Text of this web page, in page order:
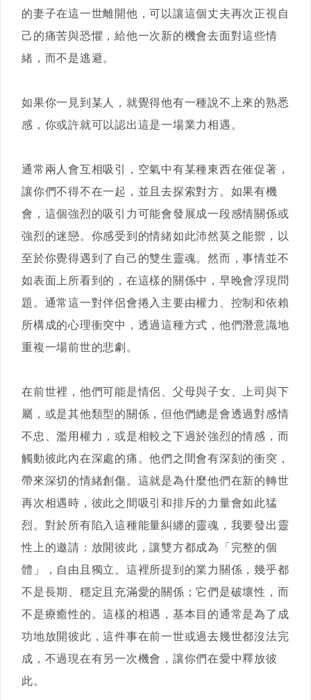
的妻子在這一世離開他，可以讓這個丈夫再次正視自
己的痛苦與恐懼，給他一次新的機會去面對這些情
緒，而不是逃避。
如果你一見到某人，就覺得他有一種說不上來的熟悉
感，你或許就可以認出這是一場業力相遇。
通常兩人會互相吸引，空氣中有某種東西在催促著，
讓你們不得不在一起，並且去探索對方。如果有機
會，這個強烈的吸引力可能會發展成一段感情關係或
強烈的迷戀。你感受到的情緒如此沛然莫之能禦，以
至於你覺得遇到了自己的雙生靈魂。然而，事情並不
如表面上所看到的，在這樣的關係中，早晚會浮現問
題。通常這一對伴侶會捲入主要由權力、控制和依賴
所構成的心理衝突中，透過這種方式，他們潛意識地
重複一場前世的悲劇。
在前世裡，他們可能是情侶、父母與子女、上司與下
屬，或是其他類型的關係，但他們總是會透過對感情
不忠、濫用權力，或是相較之下過於強烈的情感，而
觸動彼此內在深處的痛。他們之間會有深刻的衝突，
帶來深切的情緒創傷。這就是為什麼他們在新的轉世
再次相遇時，彼此之間吸引和排斥的力量會如此猛
烈。對於所有陷入這種能量糾纏的靈魂，我要發出靈
性上的邀請：放開彼此，讓雙方都成為「完整的個
體」，自由且獨立。這裡所提到的業力關係，幾乎都
不是長期、穩定且充滿愛的關係；它們是破壞性，而
不是療癒性的。這樣的相遇，基本目的通常是為了成
功地放開彼此，這件事在前一世或過去幾世都沒法完
成，不過現在有另一次機會，讓你們在愛中釋放彼
此。